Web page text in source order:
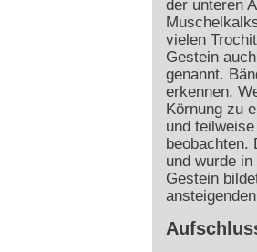
der unteren
vielen
Gestein
genannt.
erkennen.
Körnung zu
und
beobachten.
und wurde
Gestein